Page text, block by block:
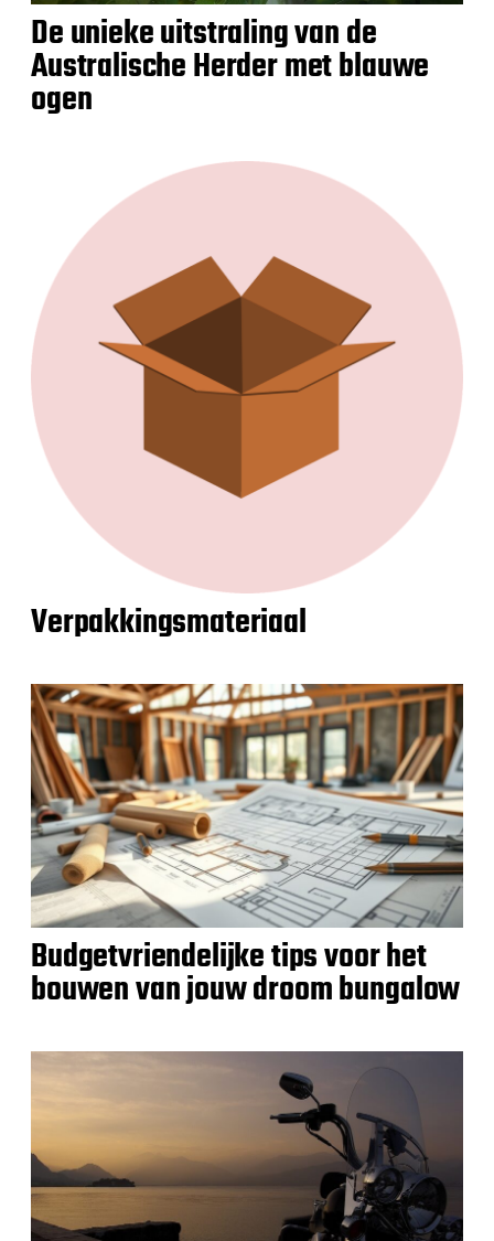
De unieke uitstraling van de
Australische Herder met blauwe
ogen
Verpakkingsmateriaal
Budgetvriendelijke tips voor het
bouwen van jouw droom bungalow